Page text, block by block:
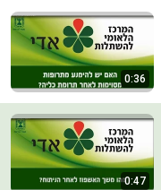
Terminal 6-yr-old
cried for 10
Untold Human
0:36
0:47